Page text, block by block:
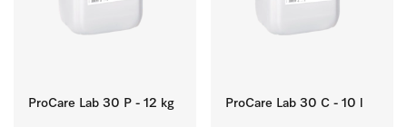
ProCare Lab 30 P - 12 kg ProCare Lab 30 C - 10 l